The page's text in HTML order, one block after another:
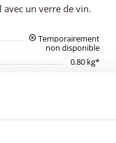
un verre de vin.
Temporairement
non disponible
0.80 kg*